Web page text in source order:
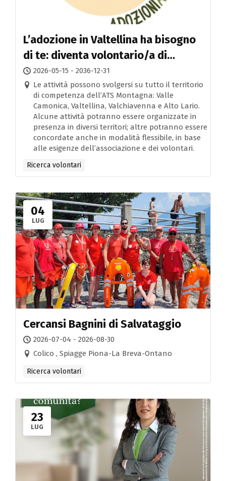
L’adozione in Valtellina ha bisogno
di te: diventa volontario/a di
Adozioniamoci
2026-05-15 - 2036-12-31
Le attività possono svolgersi su tutto il territorio
di competenza dell’ATS Montagna: Valle
Camonica, Valtellina, Valchiavenna e Alto Lario.
Alcune attività potranno essere organizzate in
presenza in diversi territori; altre potranno essere
concordate anche in modalità flessibile, in base
alle esigenze dell’associazione e dei volontari.
Ricerca volontari
04
LUG
Cercansi Bagnini di Salvataggio
2026-07-04 - 2026-08-30
Colico , Spiagge Piona-La Breva-Ontano
Ricerca volontari
23
LUG